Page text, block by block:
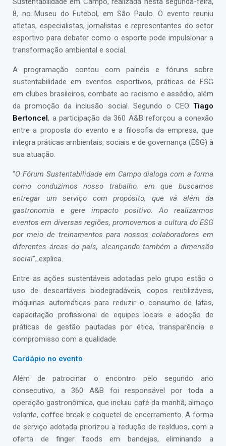
8, no Museu do Futebol, em São Paulo. O evento reuniu
atletas, especialistas, jornalistas e representantes do setor
esportivo para debater como o esporte pode impulsionar a
transformação ambiental e social.
A programação contou com painéis e fóruns sobre
sustentabilidade em eventos esportivos, práticas de ESG
em clubes brasileiros, combate ao racismo e assédio, além
da promoção da inclusão social. Segundo o CEO Tiago
Bertoncel, a participação da 360 A&B reforçou a conexão
entre a proposta do evento e a filosofia da empresa, que
integra práticas ambientais, sociais e de governança (ESG) à
sua atuação.
“O Fórum Sustentabilidade em Campo dialoga com a forma
como conduzimos nosso trabalho, em que buscamos
entregar um serviço com propósito, que vá além da
gastronomia e gere impacto positivo. Ao realizarmos
eventos em diversas regiões, promovemos a cultura do ESG
por meio de treinamentos para nossos colaboradores em
diferentes áreas do país, alcançando também a dimensão
social”, explica.
Entre as ações sustentáveis adotadas pelo grupo estão o
uso de descartáveis biodegradáveis, copos reutilizáveis,
máquinas automáticas para reduzir o consumo de latas,
capacitação profissional de equipes locais e adoção de
práticas de gestão pautadas por ética, transparência e
compromisso com a qualidade.
Cardápio no evento
Além de patrocinar o encontro pelo segundo ano
consecutivo, a 360 A&B foi responsável por toda a
operação gastronômica, que incluiu café da manhã, almoço
volante, coffee break e coquetel de encerramento. A forma
de serviço adotada priorizou a redução de resíduos, com a
oferta de finger foods em bandejas, eliminando a